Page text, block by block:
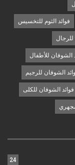
فوائد الثوم للتخسيس
للرجال
الشوفان للأطفال
الشوفان للرجيم
فوائد الشوفان للكلى
24